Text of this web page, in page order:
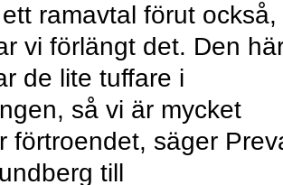
ramavtal förut också,
vi förlängt det. Den
de lite tuffare i
så vi är mycket
förtroendet, säger
till